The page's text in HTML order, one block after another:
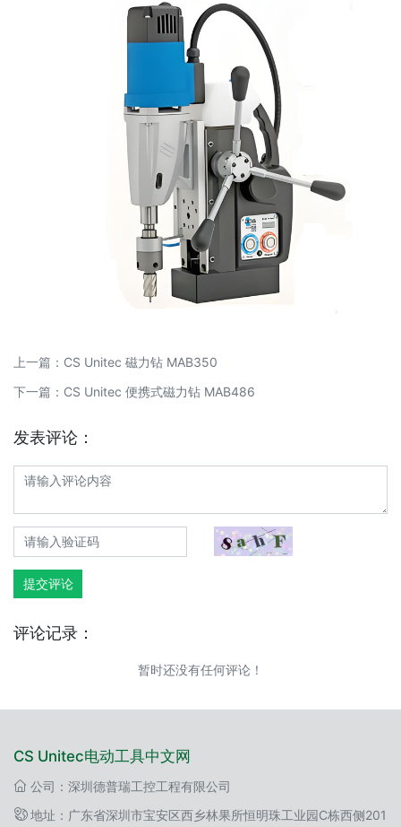
上一篇： CS Unitec 磁力钻 MAB350
下一篇： CS Unitec 便携式磁力钻 MAB486
发表评论：
提交评论
评论记录：
暂时还没有任何评论！
CS Unitec电动工具中文网
公司：深圳德普瑞工控工程有限公司
地址：广东省深圳市宝安区西乡林果所恒明珠工业园C栋西侧201